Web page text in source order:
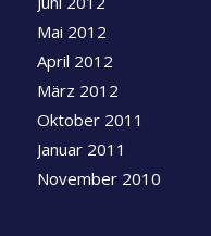
Mai 2012
April 2012
März 2012
Oktober 2011
Januar 2011
November 2010